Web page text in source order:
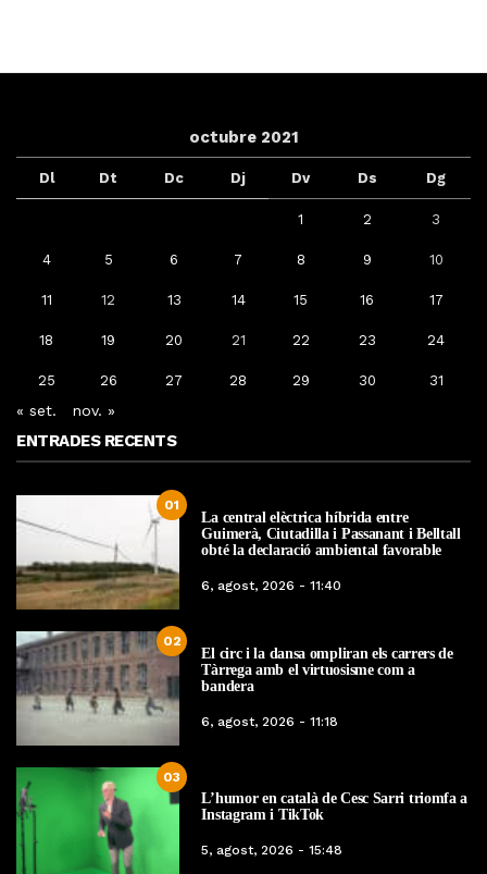
octubre 2021
Dl Dt Dc Dj Dv Ds Dg
1 2 3
4 5 6 7 8 9 10
11 12 13 14 15 16 17
18 19 20 21 22 23 24
25 26 27 28 29 30 31
« set. nov. »
ENTRADES RECENTS
01
La central elèctrica híbrida entre
Guimerà, Ciutadilla i Passanant i Belltall
obté la declaració ambiental favorable
6, agost, 2026 - 11:40
02
El circ i la dansa ompliran els carrers de
Tàrrega amb el virtuosisme com a
bandera
6, agost, 2026 - 11:18
03
L’humor en català de Cesc Sarri triomfa a
Instagram i TikTok
5, agost, 2026 - 15:48